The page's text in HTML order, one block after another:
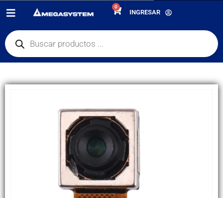
0
INGRESAR
PRODUCTOSREPUESTOS
CÁMARAS PRINCIPALES